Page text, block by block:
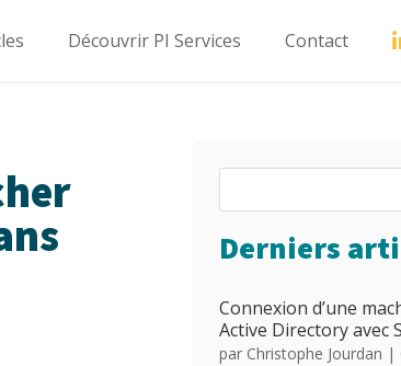
Découvrir PI Services Contact
Derniers
Connexion d’une
Active Directory avec
par Christophe Jourdan |